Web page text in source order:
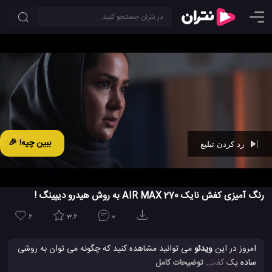
ببین چیه! 🎉
رنگ آمیزی کفش نایک AIR MAX 270 به روش هیدرو دیپینگ !
6 3.6 0
امروز در اینویدئومی توانید مشاهده کنید که چگونه می توان به روشی
... توضیحات کامل